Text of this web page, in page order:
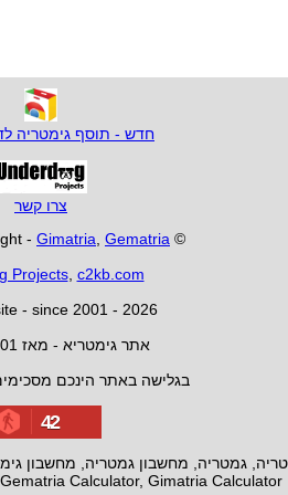
חדש - תוסף גימטריה
צרו קשר
© Copyright -
Gimatria, Gematria
Projects, c2kb.com
- since 2001 - 2026
אתר גימטריא - מאז 2001 - 2026
בגלישה באתר הינכם
42
גמטריה, מחשבון גמטריה, מחשבון
Calculator, Gimatria Calculator